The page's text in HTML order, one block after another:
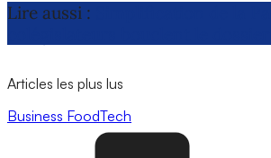
Lire aussi :
Articles les plus lus
Business FoodTech